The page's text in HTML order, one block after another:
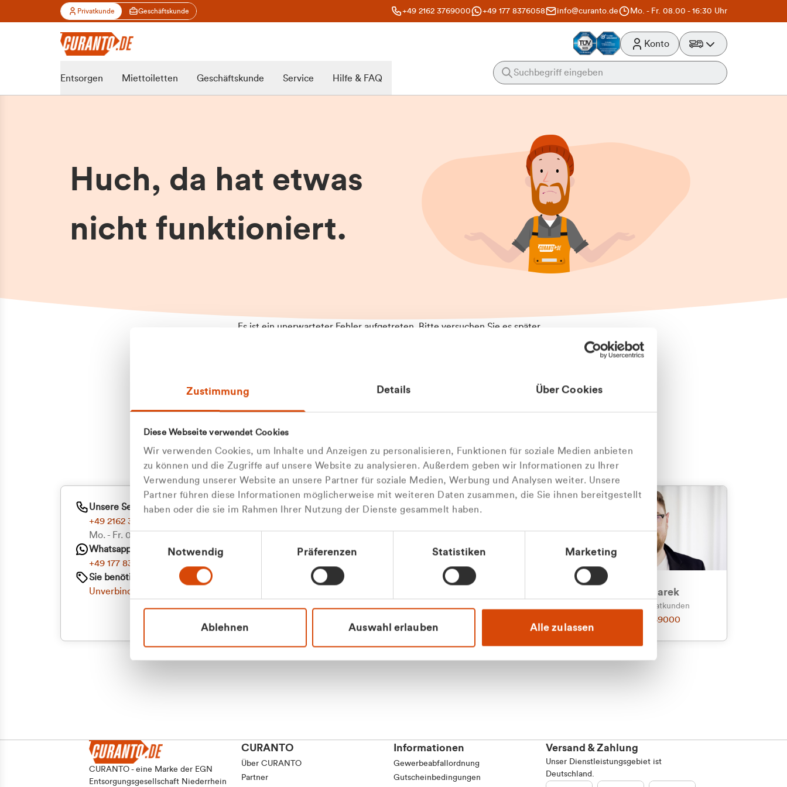
Zustimmung Details Über Cookies
Diese Webseite verwendet Cookies
Wir verwenden Cookies, um Inhalte und Anzeigen zu personalisieren, Funktionen für soziale Medien anbieten
zu können und die Zugriffe auf unsere Website zu analysieren. Außerdem geben wir Informationen zu Ihrer
Verwendung unserer Website an unsere Partner für soziale Medien, Werbung und Analysen weiter. Unsere
Partner führen diese Informationen möglicherweise mit weiteren Daten zusammen, die Sie ihnen bereitgestellt
haben oder die sie im Rahmen Ihrer Nutzung der Dienste gesammelt haben.
Einwilligungsauswahl
Notwendig Präferenzen Statistiken Marketing
Ablehnen Auswahl erlauben Alle zulassen
Privatkunde Geschäftskunde +49 2162 3769000 +49 177 8376058 info@curanto.de Mo. - Fr. 08.00 - 16:30 Uhr
Zu welcher
Kundengruppe
gehören Sie?
Privatkunde (inkl. MwSt.)
Geschäftskunde (exkl. MwSt.)
Konto
Entsorgen Miettoiletten Geschäftskunde Service Hilfe & FAQ
Huch, da hat etwas
nicht funktioniert.
Es ist ein unerwarteter Fehler aufgetreten. Bitte versuchen Sie es später
aufgetretenen Fehler an. Wir entschuldigen uns für eventuelle
Unannehmlichkeiten.
Zum Abfallberater
Oder kontaktieren Sie uns persönlich
Wir sind gerne für Sie da
Unsere Service-Hotline
+49 2162 3769000
Mo. - Fr. 08.00 - 16:30 Uhr
Whatsapp
+49 177 8376058
Sie benötigen ein individuelles Angebot?
Unverbindliche Anfrage stellen
Julian Marek
Vertrieb - Privatkunden
0216 237 69000
CURANTO - eine Marke der EGN
Entsorgungsgesellschaft Niederrhein
CURANTO
Über CURANTO
Partner
Informationen
Gewerbeabfallordnung
Gutscheinbedingungen
Versand & Zahlung
Unser Dienstleistungsgebiet ist
Deutschland.